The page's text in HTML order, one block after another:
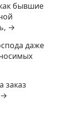
бывшие
→
даже
заказ
→